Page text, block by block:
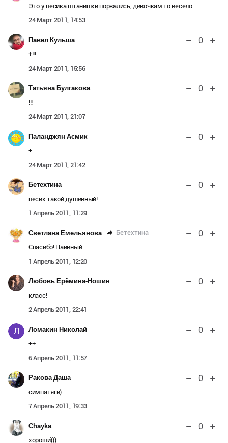
Это у песика штанишки порвались, девочкам то весело…
24 Март 2011, 14:53
Павел Кульша 0
+!!!
24 Март 2011, 15:56
Татьяна Булгакова 0
!!!
24 Март 2011, 21:07
Паланджян Асмик 0
+
24 Март 2011, 21:42
Бетехтина 0
песик такой душевный!
1 Апрель 2011, 11:29
Светлана Емельянова Бетехтина 0
Спасибо! Наивный…
1 Апрель 2011, 12:20
Любовь Ерёмина-Ношин 0
класс!
2 Апрель 2011, 22:41
Л Ломакин Николай 0
++
6 Апрель 2011, 11:57
Ракова Даша 0
симпатяги)
7 Апрель 2011, 19:33
Chayka 0
хороши)))